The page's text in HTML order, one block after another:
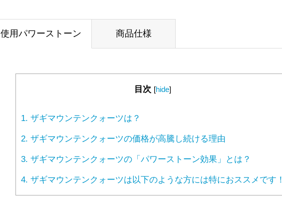
使用パワーストーン 商品仕様
目次 [hide]
1. ザギマウンテンクォーツは？
2. ザギマウンテンクォーツの価格が高騰し続ける理由
3. ザギマウンテンクォーツの「パワーストーン効果」とは？
4. ザギマウンテンクォーツは以下のような方には特におススメです！